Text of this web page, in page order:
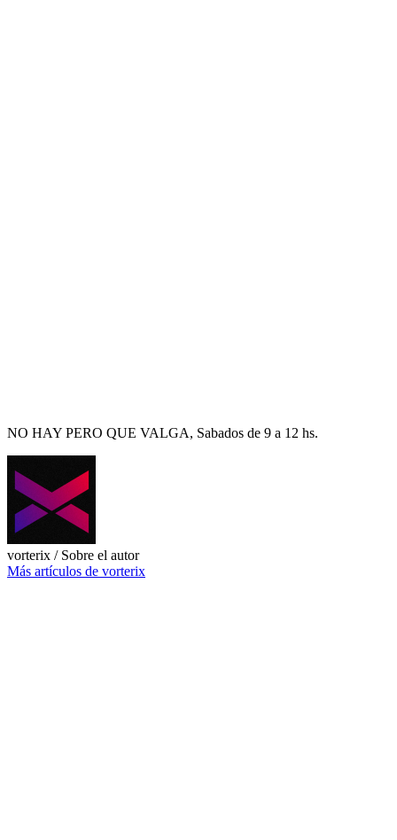
NO HAY PERO QUE VALGA, Sabados de 9 a 12 hs.
vorterix / Sobre el autor
Más artículos de vorterix